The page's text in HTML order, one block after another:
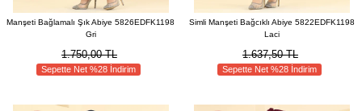
Manşeti Bağlamalı Şık Abiye 5826EDFK1198
Gri
1.750,00 TL
Sepette Net %28 İndirim
Simli Manşeti Bağcıklı Abiye 5822EDFK1198
Laci
1.637,50 TL
Sepette Net %28 İndirim